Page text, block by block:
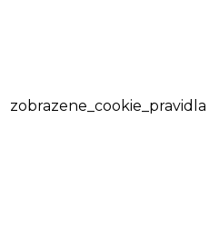
zobrazene_cookie_pravidla